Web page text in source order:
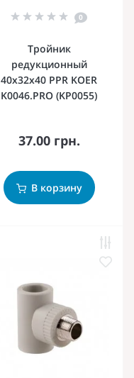
0
Тройник
редукционный
40x32x40 PPR KOER
K0046.PRO (KP0055)
37.00 грн.
В корзину